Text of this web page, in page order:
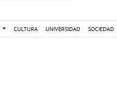
CULTURA UNIVERSIDAD SOCIEDAD